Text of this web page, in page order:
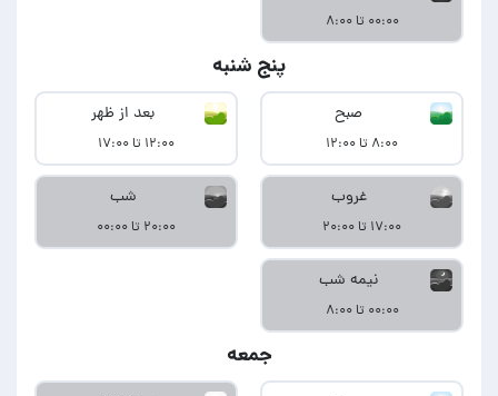
۰۰:۰۰ تا ۸:۰۰
پنج شنبه
صبح
۸:۰۰ تا ۱۲:۰۰
بعد از ظهر
۱۲:۰۰ تا ۱۷:۰۰
غروب
۱۷:۰۰ تا ۲۰:۰۰
شب
۲۰:۰۰ تا ۰۰:۰۰
نیمه شب
۰۰:۰۰ تا ۸:۰۰
جمعه